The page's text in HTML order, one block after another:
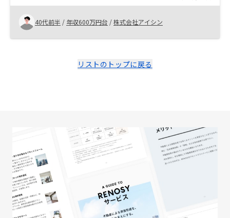
が、リスク⇆リターンを考えると問題ないレベルだと考
え契約しました
40代前半 / 年収600万円台 /株式会社アイシン
リストのトップに戻る